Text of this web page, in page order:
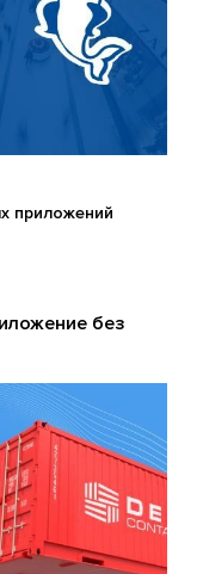
приложений
без